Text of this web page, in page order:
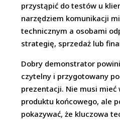
przystąpić do testów u
narzędziem komunikacji
technicznym a osobami
strategię, sprzedaż lub
Dobry demonstrator
czytelny i przygotowany
prezentacji. Nie musi
produktu końcowego, ale
pokazywać, że kluczowa